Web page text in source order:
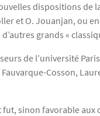
dispositions de
et O. Jouanjan, ou
grands «
de l’université
Cosson,
fut, sinon favorable